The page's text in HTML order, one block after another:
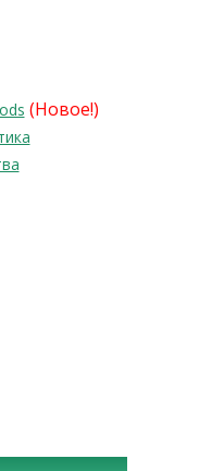
(Новое!)